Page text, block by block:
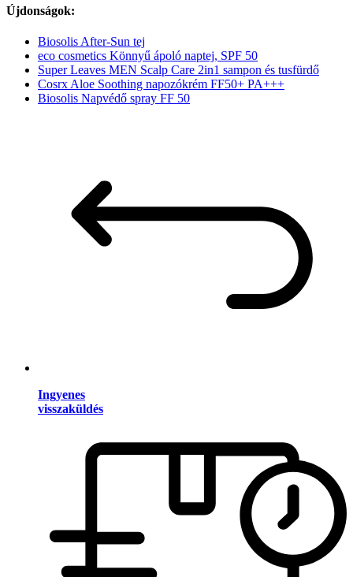
Újdonságok:
Biosolis After-Sun tej
eco cosmetics Könnyű ápoló naptej, SPF 50
Super Leaves MEN Scalp Care 2in1 sampon és tusfürdő
Cosrx Aloe Soothing napozókrém FF50+ PA+++
Biosolis Napvédő spray FF 50
Ingyenes
visszaküldés